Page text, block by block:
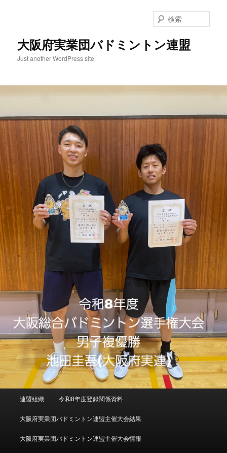
大阪府実業団バドミントン連盟
Just another WordPress site
索
メインメニュー
メインコンテンツへ移動
連盟組織 令和8年度登録関係資料
大阪府実業団バドミントン連盟主催大会結果
大阪府実業団バドミントン連盟主催大会情報